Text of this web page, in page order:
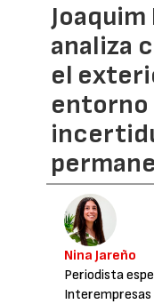
analiza
el
entorno
Nina Jareño
Periodista
Interempresas